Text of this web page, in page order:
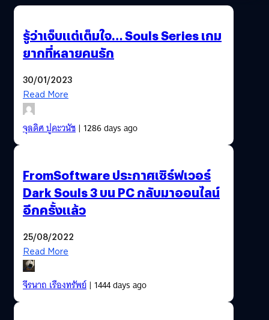
รู้ว่าเจ็บแต่เต็มใจ… Souls Series เกม
ยากที่หลายคนรัก
30/01/2023
Read More
จุลดิศ ปูคะวนัช| 1286 days ago
FromSoftware ประกาศเซิร์ฟเวอร์
Dark Souls 3 บน PC กลับมาออนไลน์
อีกครั้งแล้ว
25/08/2022
Read More
จีรนาถ เรืองทรัพย์| 1444 days ago